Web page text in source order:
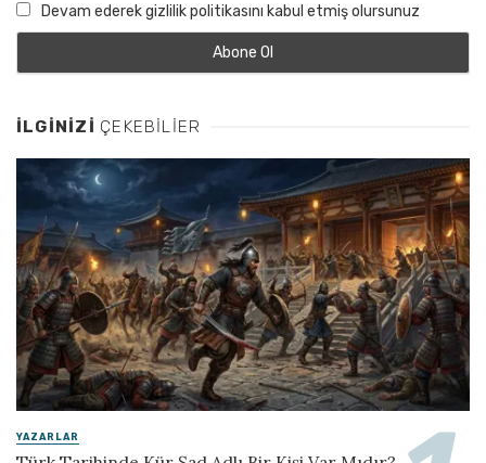
Devam ederek gizlilik politikasını kabul etmiş olursunuz
İLGINIZI ÇEKEBILIER
YAZARLAR